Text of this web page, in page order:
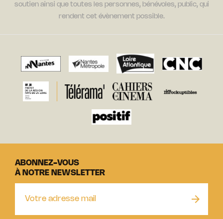
soutien ainsi que toutes les personnes, bénévoles, public, qui
rendent cet évènement possible.
ABONNEZ-VOUS
À NOTRE NEWSLETTER